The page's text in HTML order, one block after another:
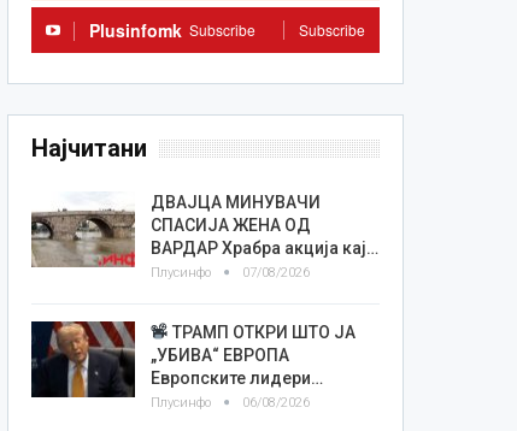
Plusinfomk Subscribe Subscribe
Најчитани
ДВАЈЦА МИНУВАЧИ
СПАСИЈА ЖЕНА ОД
ВАРДАР Храбра акција кај…
Плусинфо 07/08/2026
ТРАМП ОТКРИ ШТО ЈА
„УБИВА“ ЕВРОПА
Европските лидери…
Плусинфо 06/08/2026